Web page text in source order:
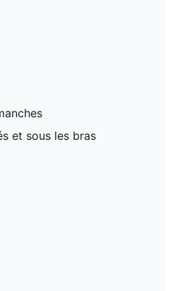
et sous les bras